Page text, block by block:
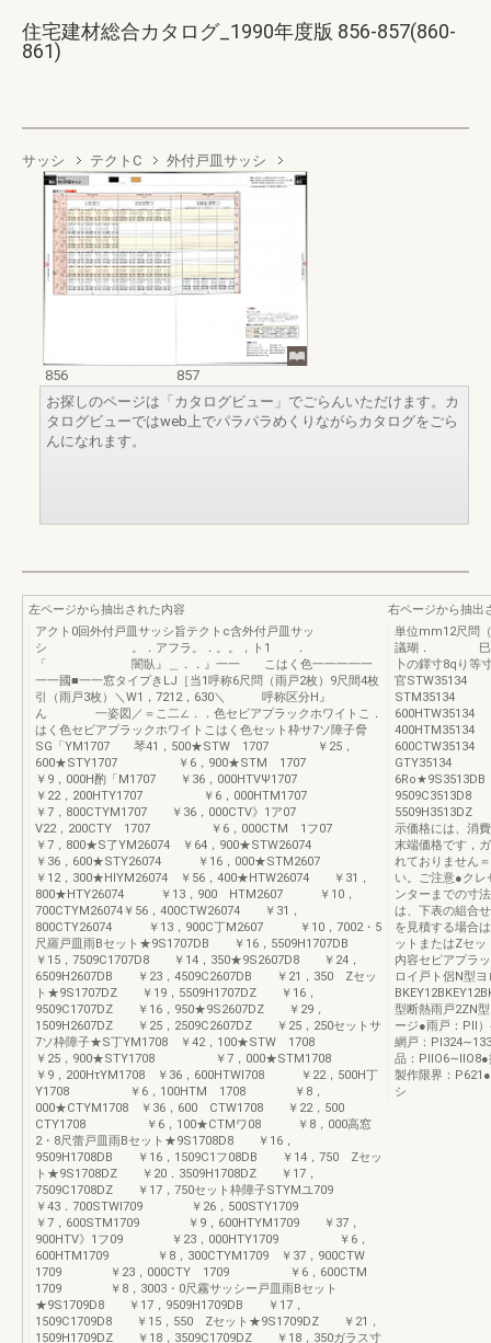
住宅建材総合カタログ_1990年度版 856-857(860-
861)
サッシ テクトC 外付戸皿サッシ
856
857
お探しのページは「カタログビュー」でごらんいただけます。カ
タログビューではweb上でパラパラめくりながらカタログをごら
んになれます。
左ページから抽出された内容
アクト0回外付戸皿サッシ旨テクトc含外付戸皿サッ
シ 。．アフラ。．。。，ト1 ．
「 闇臥』＿．．』一一 こはく色一一一一一
一一國■一一窓タイプきLJ［当1呼称6尺問（雨戸2枚）9尺間4枚
引（雨戸3枚）＼W1，7212，630＼ 呼称区分H』
ん 一姿図／＝こ二∠．．色セビアプラックホワイトこ．
はく色セビアプラックホワイトこはく色セット枠サ7ソ障子脅
SG「YM1707 琴41，500★STW 1707 ￥25，
600★STY1707 ￥6，900★STM 1707
￥9，000H酌「M1707 ￥36，000HTVΨ1707
￥22，200HTY1707 ￥6，000HTM1707
￥7，800CTYM1707 ￥36，000CTV》1ア07
V22，200CTY 1707 ￥6，000CTM 1フ07
￥7，800★S了YM26074 ￥64，900★STW26074
￥36，600★STY26074 ￥16，000★STM2607
￥12，300★HIYM26074 ￥56，400★HTW26074 ￥31，
800★HTY26074 ￥13，900 HTM2607 ￥10，
700CTYM26074￥56，400CTW26074 ￥31，
800CTY26074 ￥13，900C丁M2607 ￥10，7002・5
尺羅戸皿雨Bセット★9S1707DB ￥16，5509H1707DB
￥15，7509C1707D8 ￥14，350★9S2607D8 ￥24，
6509H2607DB ￥23，4509C2607DB ￥21，350 Zセッ
ト★9S1707DZ ￥19，5509H1707DZ ￥16，
9509C1707DZ ￥16，950★9S2607DZ ￥29，
1509H2607DZ ￥25，2509C2607DZ ￥25，250セットサ
7ソ枠障子★S丁YM1708 ￥42，100★STW 1708
￥25，900★STY1708 ￥7，000★STM1708
￥9，200HτYM1708 ￥36，600HTWl708 ￥22，500H丁
Y1708 ￥6，100HTM 1708 ￥8，
000★CTYM1708 ￥36，600 CTW1708 ￥22，500
CTY1708 ￥6，100★CTMワ08 ￥8，000高窓
2・8尺蕾戸皿雨Bセット★9S1708D8 ￥16，
9509H1708DB ￥16，1509C1フ08DB ￥14，750 Zセッ
ト★9S1708DZ ￥20．3509H1708DZ ￥17，
7509C1708DZ ￥17，750セット枠障子STYMユ709
￥43．700STWl709 ￥26，500STY1709
￥7，600STM1709 ￥9，600HTYM1709 ￥37，
900HTV》1フ09 ￥23，000HTY1709 ￥6，
600HTM1709 ￥8，300CTYM1709 ￥37，900CTW
1709 ￥23，000CTY 1709 ￥6，600CTM
1709 ￥8，3003・0尺霧サッシー戸皿雨Bセット
★9S1709D8 ￥17，9509H1709DB ￥17，
1509C1709D8 ￥15，550 Zセット★9S1709DZ ￥21，
1509H1709DZ ￥18，3509C1709DZ ￥18，350ガラス寸
右ページから抽出
単位mm12尺問
議瑚． 巳セビ
卜の鐸寸8qり等
官STW35134
STM35134 ￥
GTY35134
9509C3513D8
5509H3513DZ
示価格には、消
末端価格です，
れておりません
い。ご注意●クレ
ンターまでの寸
は、下表の組合
を見積する場合
ットまたはZセ
内容セピアプラ
ロイ戸ト侶N型
型断熱雨戸2ZN
ージ●雨戸：PII
網戸：
品：
製作限界：
シ